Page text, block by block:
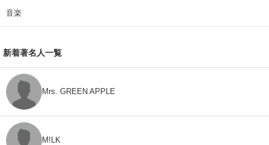
音楽
新着著名人一覧
Mrs. GREEN APPLE
M!LK